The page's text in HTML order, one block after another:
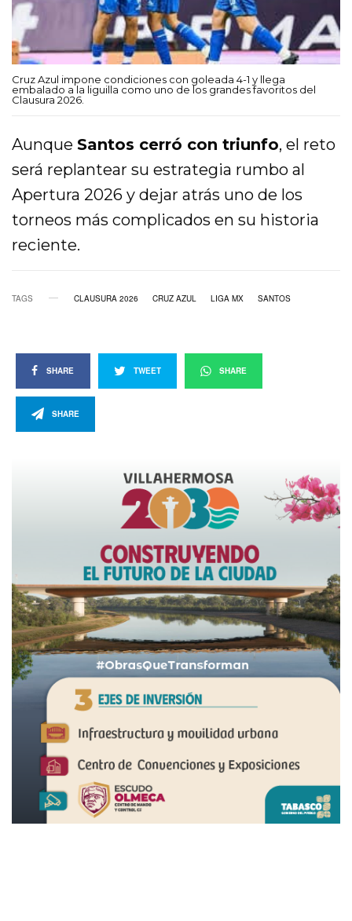
Cruz Azul impone condiciones con goleada 4-1 y llega
embalado a la liguilla como uno de los grandes favoritos del
Clausura 2026.
AunqueSantos cerró con triunfo, el reto
será replantear su estrategia rumbo al
Apertura 2026 y dejar atrás uno de los
torneos más complicados en su historia
reciente.
TAGS CLAUSURA 2026 CRUZ AZUL LIGA MX SANTOS
SHARE TWEET SHARE
SHARE